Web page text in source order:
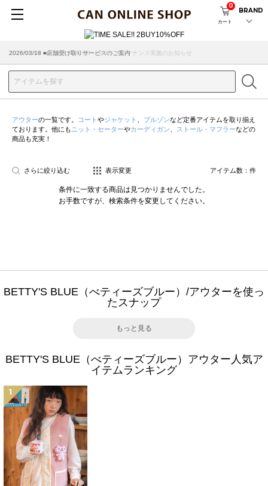
カート
0
BRAND
2026/08/04 ■8/13(木)AM2:00～サイトメンテナンス実施のお知らせ
2026/03/18 ■店舗受け取りサービスのご案内
アウターの一覧です。 コート やジャケット ブルゾンなど定番アイテムを取り揃え
ております。他にも ニット・セーターやカーディガン ストール・マフラーなどの
商品も充実！
さらに絞り込む 表示変更 アイテム数： 件
条件に一致する商品は見つかりませんでした。
お手数ですが、検索条件を変更してください。
BETTY'S BLUE（べティーズブルー）/アウターを使っ
たスナップ
もっと見る
BETTY'S BLUE（べティーズブルー）アウター人気ア
イテムランキング
1